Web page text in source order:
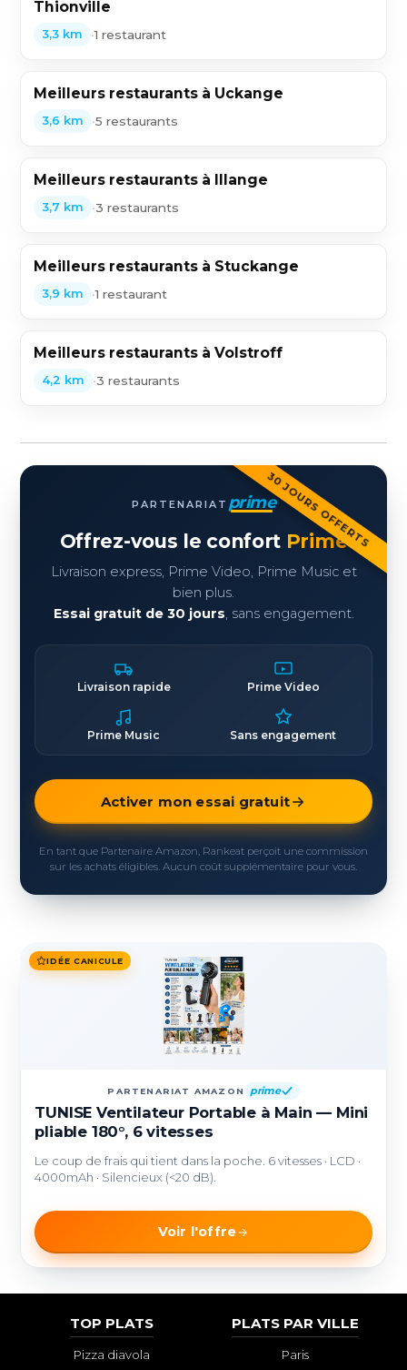
Thionville
3,3 km •1 restaurant
Meilleurs restaurants à Uckange
3,6 km •5 restaurants
Meilleurs restaurants à Illange
3,7 km •3 restaurants
Meilleurs restaurants à Stuckange
3,9 km •1 restaurant
Meilleurs restaurants à Volstroff
4,2 km •3 restaurants
30 JOURS OFFERTS
PARTENARIAT prime
Offrez-vous le confort Prime
Livraison express, Prime Video, Prime Music et
bien plus.
Essai gratuit de 30 jours, sans engagement.
Livraison rapide Prime Video
Prime Music Sans engagement
Activer mon essai gratuit
En tant que Partenaire Amazon, Rankeat perçoit une commission
sur les achats éligibles. Aucun coût supplémentaire pour vous.
IDÉE CANICULE
PARTENARIAT AMAZON prime
TUNISE Ventilateur Portable à Main — Mini
pliable 180°, 6 vitesses
Le coup de frais qui tient dans la poche. 6 vitesses · LCD ·
4000mAh · Silencieux (<20 dB).
Voir l'offre
TOP PLATS
Pizza diavola
PLATS PAR VILLE
Paris